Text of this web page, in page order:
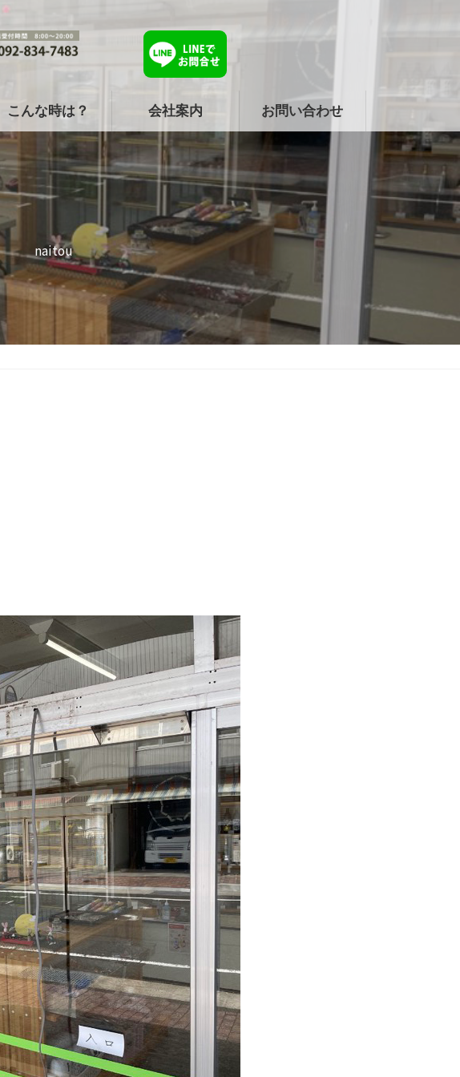
こんな時は？ 会社案内 お問い合わせ
naitou